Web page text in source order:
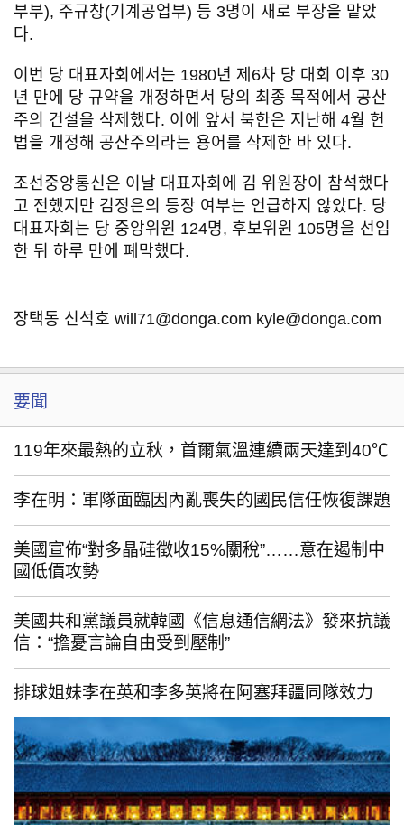
부부), 주규창(기계공업부) 등 3명이 새로 부장을 맡았
다.
이번 당 대표자회에서는 1980년 제6차 당 대회 이후 30
년 만에 당 규약을 개정하면서 당의 최종 목적에서 공산
주의 건설을 삭제했다. 이에 앞서 북한은 지난해 4월 헌
법을 개정해 공산주의라는 용어를 삭제한 바 있다.
조선중앙통신은 이날 대표자회에 김 위원장이 참석했다
고 전했지만 김정은의 등장 여부는 언급하지 않았다. 당
대표자회는 당 중앙위원 124명, 후보위원 105명을 선임
한 뒤 하루 만에 폐막했다.
장택동 신석호 will71@donga.com kyle@donga.com
要聞
119年來最熱的立秋，首爾氣溫連續兩天達到40℃
李在明：軍隊面臨因內亂喪失的國民信任恢復課題
美國宣佈“對多晶硅徵收15%關稅”……意在遏制中
國低價攻勢
美國共和黨議員就韓國《信息通信網法》發來抗議
信：“擔憂言論自由受到壓制”
排球姐妹李在英和李多英將在阿塞拜疆同隊效力